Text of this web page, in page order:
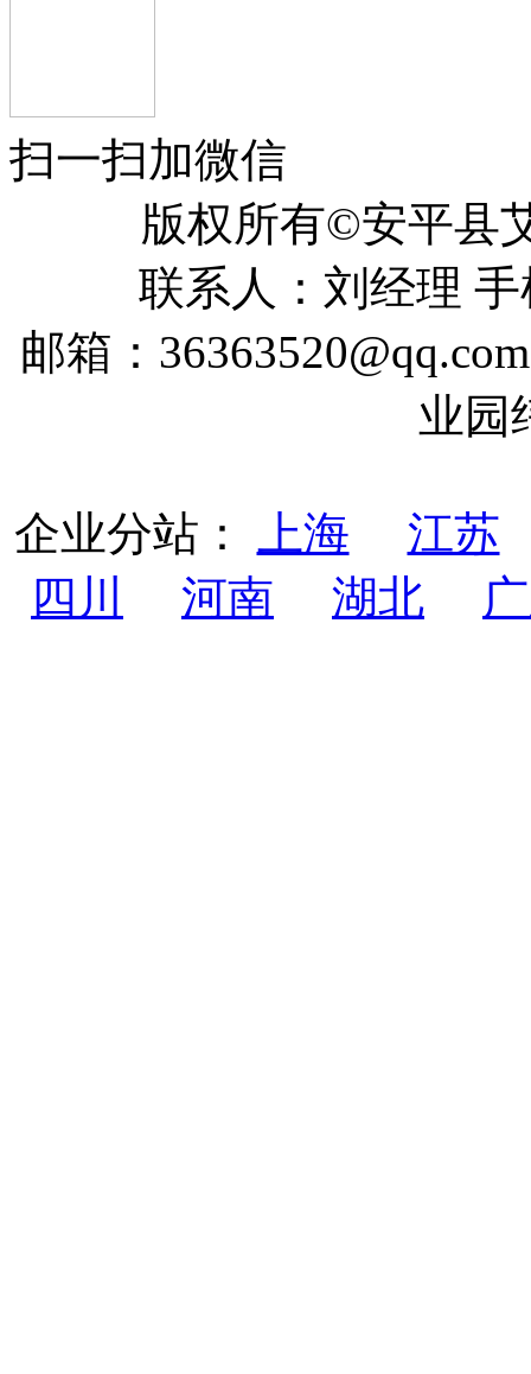
扫一扫加微信
版权所有©安平
联系人：刘经理 手
邮箱：
业园
企业分站： 上海
江苏
四川
河南 湖北